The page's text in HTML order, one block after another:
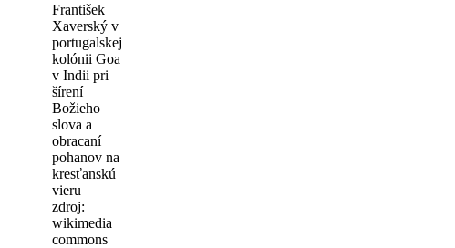
František
Xaverský v
portugalskej
kolónii Goa
v Indii pri
šírení
Božieho
slova a
obracaní
pohanov na
kresťanskú
vieru
zdroj:
wikimedia
commons